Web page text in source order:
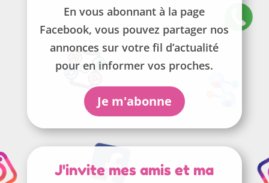
En vous abonnant à la page
Facebook, vous pouvez partager nos
annonces sur votre fil d’actualité
pour en informer vos proches.
Je m'abonne
J'invite mes amis et ma